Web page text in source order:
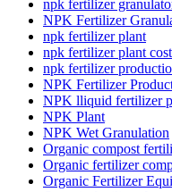
npk fertilizer
NPK Fertilizer
npk fertilizer plant
npk fertilizer plant cost
npk fertilizer
NPK Fertilizer
NPK lliquid fertilizer
NPK Plant
NPK Wet Granulation
Organic compost
Organic fertilizer
Organic Fertilizer